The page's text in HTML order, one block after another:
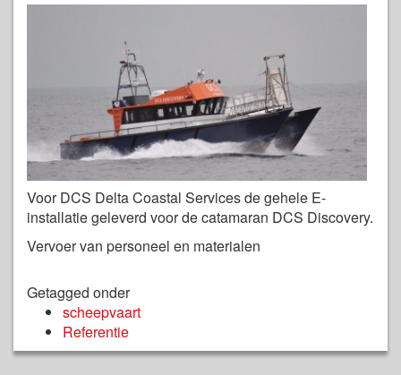
Voor DCS Delta Coastal Services de gehele E-
installatie geleverd voor de catamaran DCS Discovery.
Vervoer van personeel en materialen
Getagged onder
scheepvaart
Referentie